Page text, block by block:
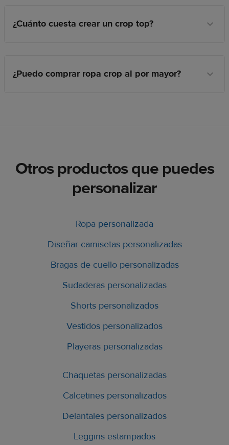
¿Cuánto cuesta crear un crop top?
¿Puedo comprar ropa crop al por mayor?
Otros productos que puedes
personalizar
Ropa personalizada
Diseñar camisetas personalizadas
Bragas de cuello personalizadas
Sudaderas personalizadas
Shorts personalizados
Vestidos personalizados
Playeras personalizadas
Chaquetas personalizadas
Calcetines personalizados
Delantales personalizados
Leggins estampados